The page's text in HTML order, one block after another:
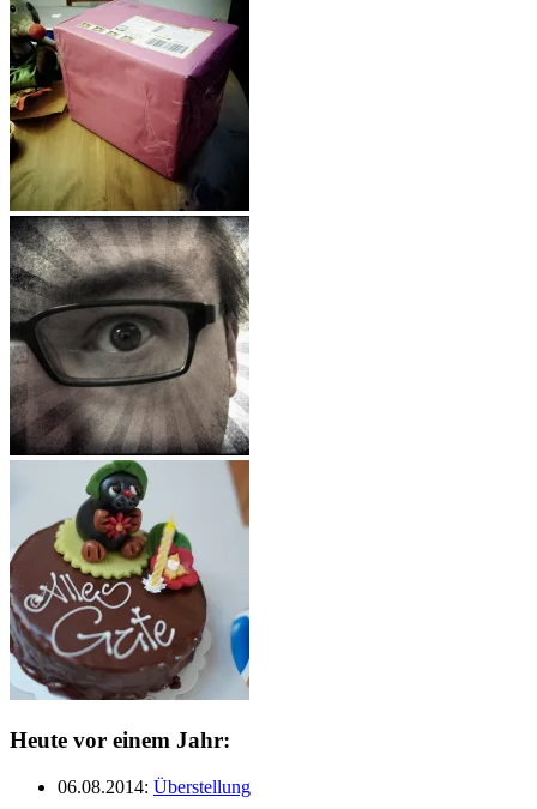
Heute vor einem Jahr:
06.08.2014: Überstellung